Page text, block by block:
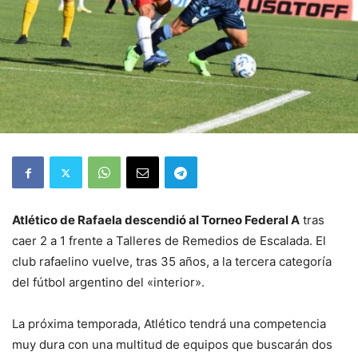
Atlético de Rafaela descendió al Torneo Federal A tras
caer 2 a 1 frente a Talleres de Remedios de Escalada. El
club rafaelino vuelve, tras 35 años, a la tercera categoría
del fútbol argentino del «interior».
La próxima temporada, Atlético tendrá una competencia
muy dura con una multitud de equipos que buscarán dos